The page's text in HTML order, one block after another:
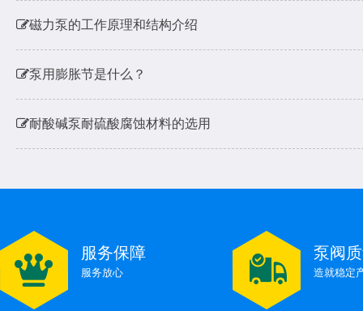
磁力泵的工作原理和结构介绍
服务保障
服务放心
泵阀
造就稳定